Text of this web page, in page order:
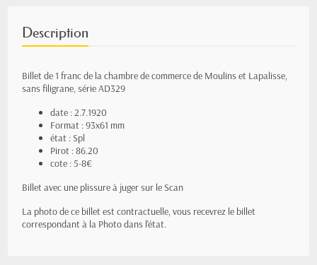
Description
Billet de 1 franc de la chambre de commerce de Moulins et Lapalisse,
sans filigrane, série AD329
date : 2.7.1920
Format : 93x61 mm
état : Spl
Pirot : 86.20
cote : 5-8€
Billet avec une plissure à juger sur le Scan
La photo de ce billet est contractuelle, vous recevrez le billet
correspondant à la Photo dans l'état.